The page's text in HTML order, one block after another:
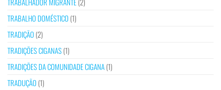
TRABALHO DOMÉSTICO (1)
TRADIÇÃO (2)
TRADIÇÕES CIGANAS(1)
TRADIÇÕES DA COMUNIDADE CIGANA(1)
TRADUÇÃO (1)